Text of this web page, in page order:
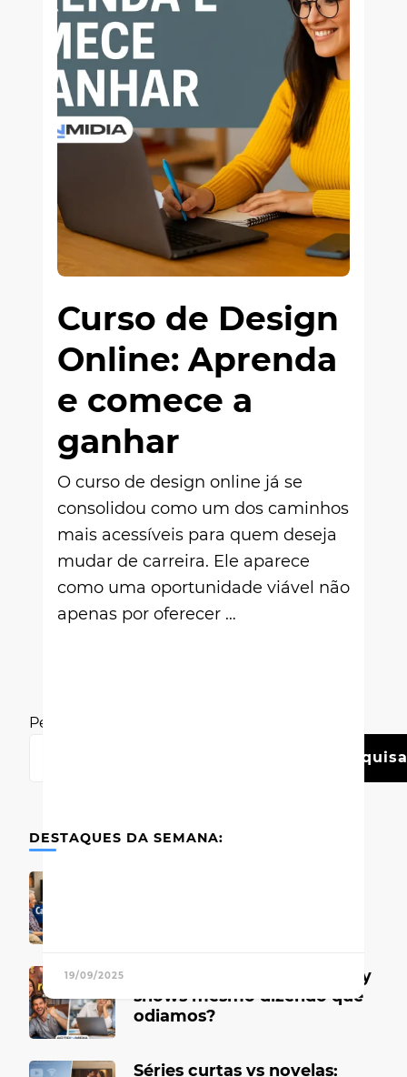
Curso de Design
Online: Aprenda
e comece a
ganhar
O curso de design online já se
consolidou como um dos caminhos
mais acessíveis para quem deseja
mudar de carreira. Ele aparece
como uma oportunidade viável não
apenas por oferecer …
19/09/2025
Pesquisar
DESTAQUES DA SEMANA:
Por que gostamos de reality
shows mesmo dizendo que
odiamos?
Séries curtas vs novelas: